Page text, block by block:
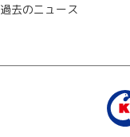
過去のニュース